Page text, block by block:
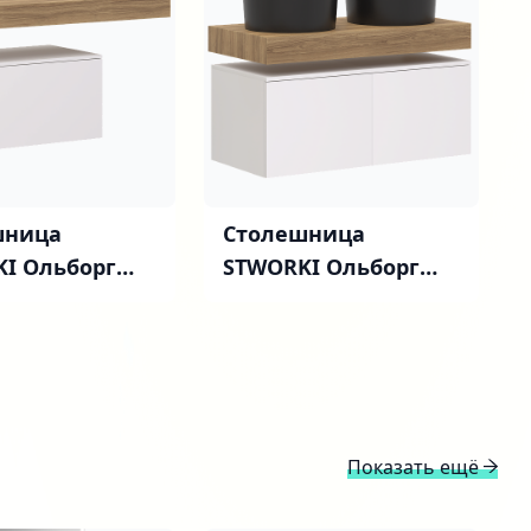
Ольборг
Столешница
STWORKI Ольборг
Показать ещё